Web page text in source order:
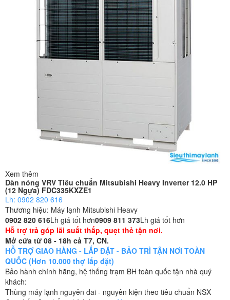
Xem thêm
Dàn nóng VRV Tiêu chuẩn Mitsubishi Heavy Inverter 12.0 HP
(12 Ngựa) FDC335KXZE1
Lh: 0902 820 616
Thương hiệu: Máy lạnh Mitsubishi Heavy
0902 820 616Lh giá tốt hơn0909 811 373Lh giá tốt hơn
Hỗ trợ trả góp lãi suất thấp, quẹt thẻ tận nơi.
Mở cửa từ 08 - 18h cả T7, CN.
HỖ TRỢ GIAO HÀNG - LẮP ĐẶT - BẢO TRÌ TẬN NƠI TOÀN
QUỐC (Hơn 10.000 thợ lắp đặt)
Bảo hành chính hãng, hệ thống trạm BH toàn quốc tận nhà quý
khách:
Thùng máy lạnh nguyên đai - nguyên kiện theo tiêu chuẩn NSX